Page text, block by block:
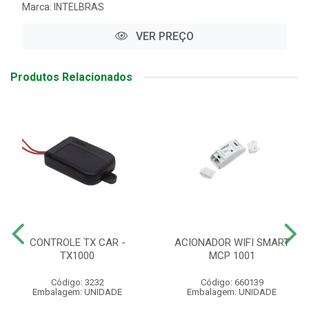
Marca: INTELBRAS
VER PREÇO
Produtos Relacionados
CONTROLE TX CAR -
TX1000
Código: 3232
Embalagem: UNIDADE
ACIONADOR WIFI SMART
MCP 1001
Código: 660139
Embalagem: UNIDADE